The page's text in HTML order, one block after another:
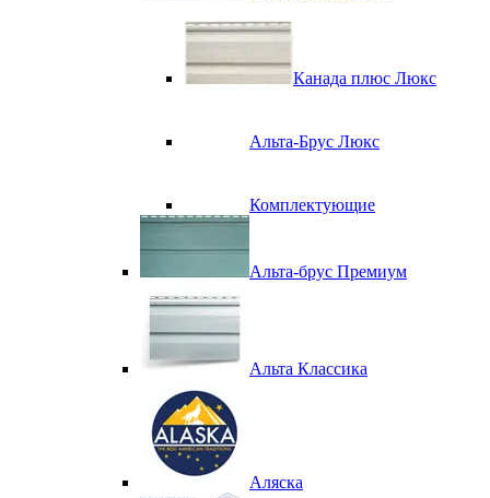
Канада плюс Люкс
Альта-Брус Люкс
Комплектующие
Альта-брус Премиум
Альта Классика
Аляска